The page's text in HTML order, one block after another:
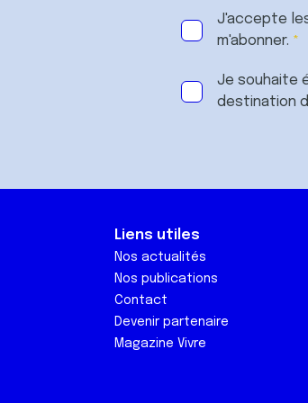
J'accepte
m'abonner.
Je souhaite
destination
Liens utiles
Nos actualités
Nos publications
Contact
Devenir partenaire
Magazine Vivre